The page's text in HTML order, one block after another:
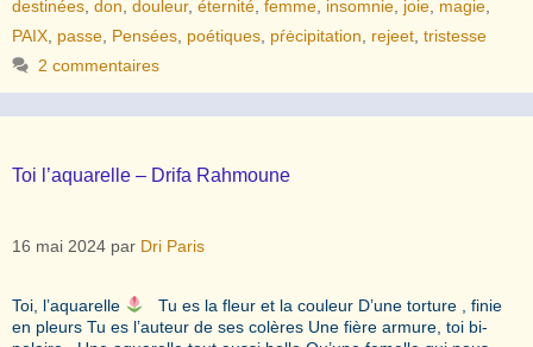
destinées don douleur, éternité femme insomnie joie magie
PAIX passe Pensées poétiques pŕėcipitation rejeet tristesse
2 commentaires
Toi l’aquarelle – Drifa Rahmoune
16 mai 2024 par Dri Paris
Toi, l’aquarelle
Tu es la fleur et la couleur D’une torture , finie
en pleurs Tu es l’auteur de ses colères Une fière armure, toi bi-